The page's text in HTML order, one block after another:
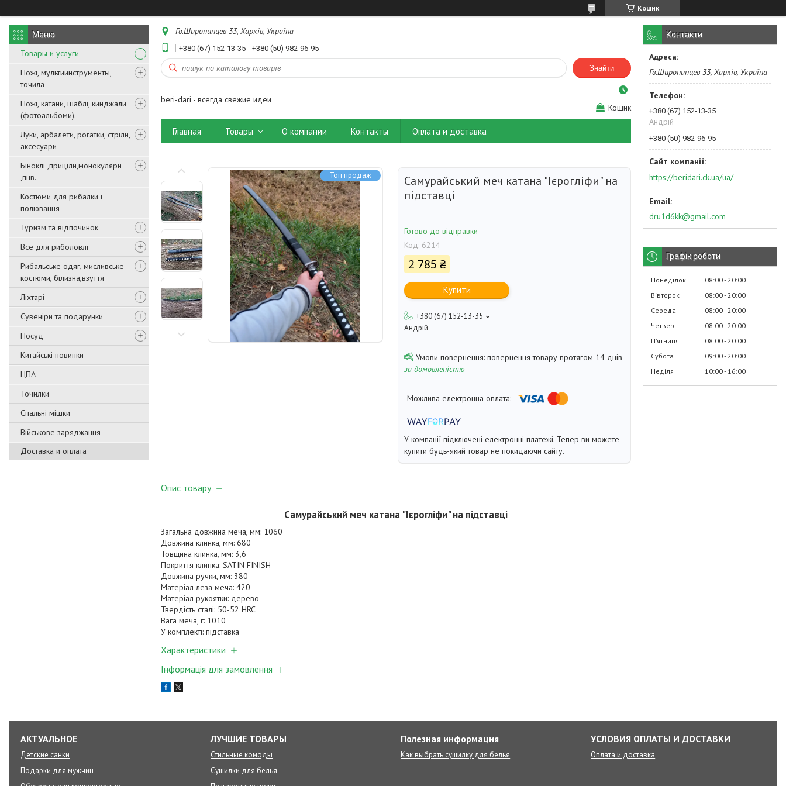
Кошик
Товары и услуги
Ножі, мультиинструменты,
точила
Ножі, катани, шаблі, кинджали
(фотоальбоми).
Луки, арбалети, рогатки, стріли,
аксесуари
Біноклі ,приціли,монокуляри
,пнв.
Костюми для рибалки і
полювання
Туризм та відпочинок
Все для риболовлі
Рибальське одяг, мисливське
костюми, білизна,взуття
Ліхтарі
Сувеніри та подарунки
Посуд
Китайські новинки
ЦПА
Точилки
Спальні мішки
Військове заряджання
Доставка и оплата
Гв.Широнинцев 33, Харків, Україна
+380 (67) 152-13-35 +380 (50) 982-96-95
Знайти
beri-dari - всегда свежие идеи
Кошик
Главная Товары О компании Контакты Оплата и доставка
Топ продаж
Самурайський меч катана "Ієрогліфи" на
підставці
Готово до відправки
Код: 6214
2 785 ₴
Купити
+380 (67) 152-13-35
Андрій
повернення товару протягом 14 днів
за домовленістю
У компанії підключені електронні платежі. Тепер ви можете
купити будь-який товар не покидаючи сайту.
Опис товару
Самурайський меч катана "Ієрогліфи" на підставці
Загальна довжина меча, мм: 1060
Довжина клинка, мм: 680
Товщина клинка, мм: 3,6
Покриття клинка: SATIN FINISH
Довжина ручки, мм: 380
Матеріал леза меча: 420
Матеріал рукоятки: дерево
Твердість сталі: 50-52 HRC
Вага меча, г: 1010
У комплекті: підставка
Характеристики
Інформація для замовлення
Контакти
Гв.Широнинцев 33, Харків, Україна
+380 (67) 152-13-35
Андрій
+380 (50) 982-96-95
https://beridari.ck.ua/ua/
dru1d6kk@gmail.com
Графік роботи
Понеділок 08:00 20:00
Вівторок
08:00 20:00
Середа
08:00 20:00
Четвер
08:00 20:00
Пʼятниця
08:00 20:00
Субота
09:00 20:00
Неділя
10:00 16:00
АКТУАЛЬНОЕ
Детские санки
Подарки для мужчин
ЛУЧШИЕ ТОВАРЫ
Стильные комоды
Сушилки для белья
Полезная информация
Как выбрать сушилку для белья
УСЛОВИЯ ОПЛАТЫ И ДОСТАВКИ
Оплата и доставка